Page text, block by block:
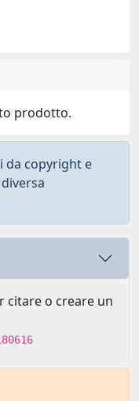
prodotto.
da copyright e
citare o creare un